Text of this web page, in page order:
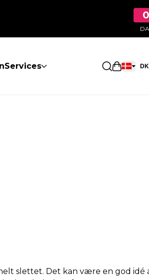
Services Åbn
slettet. Det kan være en god idé